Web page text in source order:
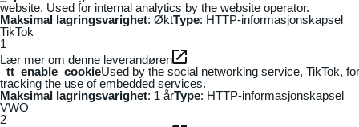
website. Used for internal analytics by the website operator.
Maksimal lagringsvarighet: ØktType: HTTP-informasjonskapsel
TikTok
1
Lær mer om denne leverandøren
_tt_enable_cookieUsed by the social networking service, TikTok, for
tracking the use of embedded services.
Maksimal lagringsvarighet: 1 årType: HTTP-informasjonskapsel
VWO
2